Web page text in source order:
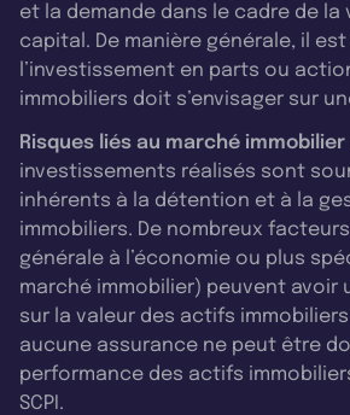
et la demande dans le cadre de la
capital. De manière générale, il
l’investissement en parts ou
immobiliers doit s’envisager sur
Risques liés au marché immobilier
investissements réalisés sont
inhérents à la détention et à la
immobiliers. De nombreux
générale à l’économie ou plus
marché immobilier) peuvent avoir
sur la valeur des actifs
aucune assurance ne peut être
performance des actifs
SCPI.